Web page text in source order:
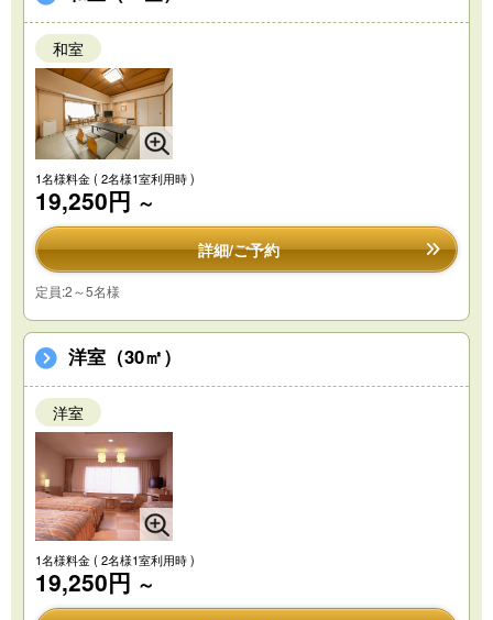
和室
1名様料金( 2名様1室利用時 )
19,250円 ～
詳細/ご予約
定員:2～5名様
洋室（30㎡）
洋室
1名様料金( 2名様1室利用時 )
19,250円 ～